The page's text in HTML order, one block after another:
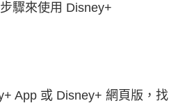
驟來使用 Disney+
App 或 Disney+ 網頁版，找